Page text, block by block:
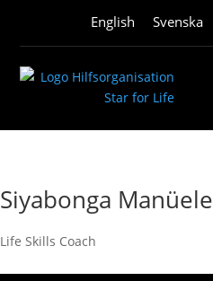
English Svenska
Siyabonga Manüele
Life Skills Coach